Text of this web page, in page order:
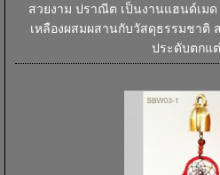
สวยงาม ปราณีต เป็นงานแฮนด์เม
เหลืองผสมผสานกับวัสดุธรรมชาติ
ประดับตกแต่